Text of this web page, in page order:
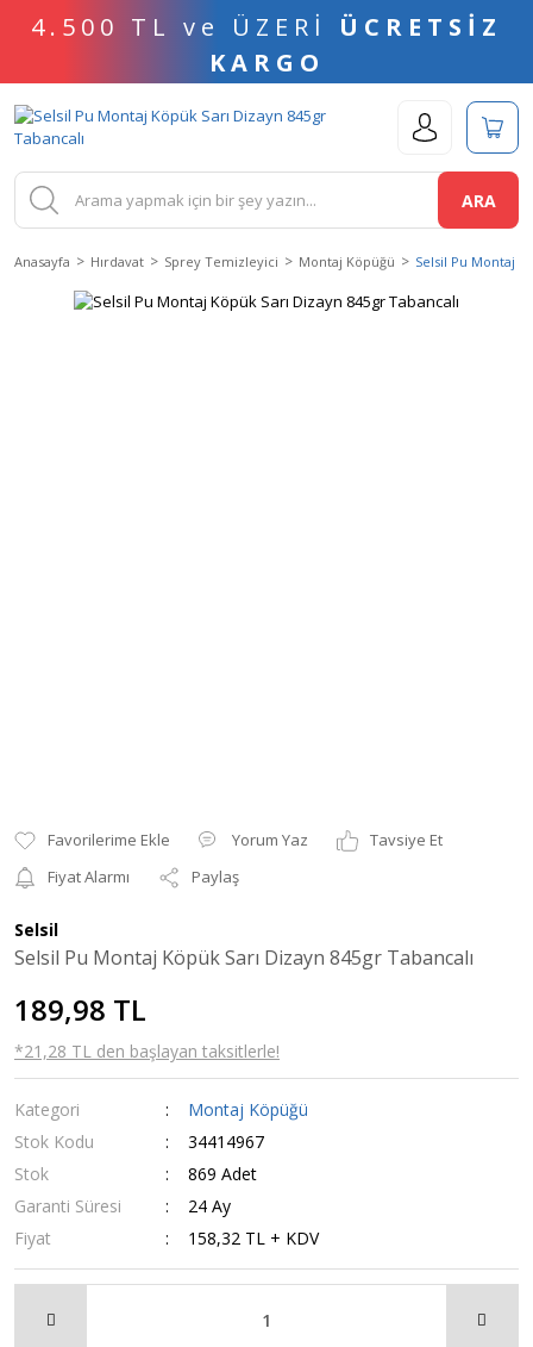
4.500 TL ve ÜZERİ ÜCRETSİZ
KARGO
ARA
Anasayfa Hırdavat Sprey Temizleyici Montaj Köpüğü Selsil Pu Montaj
Yorum Yaz
Tavsiye Et
Fiyat Alarmı
Paylaş
Selsil
Selsil Pu Montaj Köpük Sarı Dizayn 845gr Tabancalı
189,98 TL
*21,28 TL den başlayan taksitlerle!
Kategori
Montaj Köpüğü
Stok Kodu
34414967
Stok
869 Adet
Garanti Süresi
24 Ay
Fiyat
158,32 TL + KDV